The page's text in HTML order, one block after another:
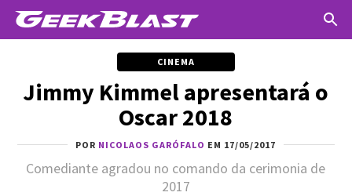
CINEMA
Jimmy Kimmel apresentará o
Oscar 2018
POR NICOLAOS GARÓFALO EM 17/05/2017
Comediante agradou no comando da cerimonia de
2017